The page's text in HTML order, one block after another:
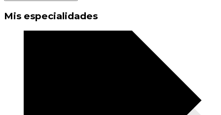
Mis especialidades